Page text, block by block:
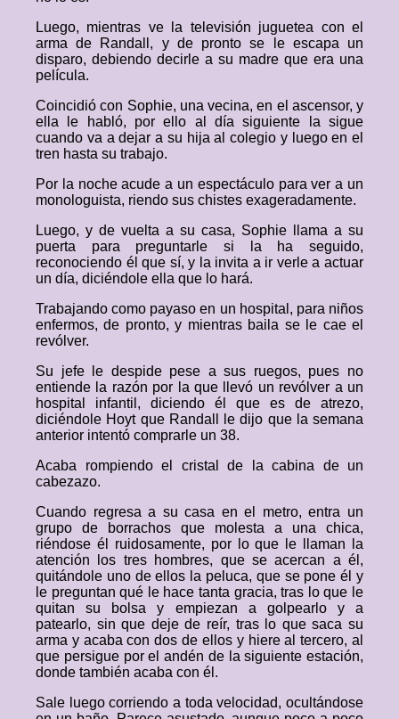
Luego, mientras ve la televisión juguetea con el
arma de Randall, y de pronto se le escapa un
disparo, debiendo decirle a su madre que era una
película.
Coincidió con Sophie, una vecina, en el ascensor, y
ella le habló, por ello al día siguiente la sigue
cuando va a dejar a su hija al colegio y luego en el
tren hasta su trabajo.
Por la noche acude a un espectáculo para ver a un
monologuista, riendo sus chistes exageradamente.
Luego, y de vuelta a su casa, Sophie llama a su
puerta para preguntarle si la ha seguido,
reconociendo él que sí, y la invita a ir verle a actuar
un día, diciéndole ella que lo hará.
Trabajando como payaso en un hospital, para niños
enfermos, de pronto, y mientras baila se le cae el
revólver.
Su jefe le despide pese a sus ruegos, pues no
entiende la razón por la que llevó un revólver a un
hospital infantil, diciendo él que es de atrezo,
diciéndole Hoyt que Randall le dijo que la semana
anterior intentó comprarle un 38.
Acaba rompiendo el cristal de la cabina de un
cabezazo.
Cuando regresa a su casa en el metro, entra un
grupo de borrachos que molesta a una chica,
riéndose él ruidosamente, por lo que le llaman la
atención los tres hombres, que se acercan a él,
quitándole uno de ellos la peluca, que se pone él y
le preguntan qué le hace tanta gracia, tras lo que le
quitan su bolsa y empiezan a golpearlo y a
patearlo, sin que deje de reír, tras lo que saca su
arma y acaba con dos de ellos y hiere al tercero, al
que persigue por el andén de la siguiente estación,
donde también acaba con él.
Sale luego corriendo a toda velocidad, ocultándose